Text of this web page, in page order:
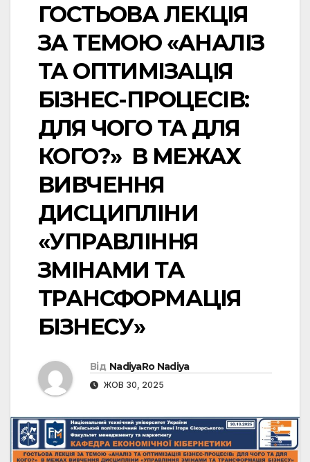
ГОСТЬОВА ЛЕКЦІЯ
ЗА ТЕМОЮ «АНАЛІЗ
ТА ОПТИМІЗАЦІЯ
БІЗНЕС-ПРОЦЕСІВ:
ДЛЯ ЧОГО ТА ДЛЯ
КОГО?» В МЕЖАХ
ВИВЧЕННЯ
ДИСЦИПЛІНИ
«УПРАВЛІННЯ
ЗМІНАМИ ТА
ТРАНСФОРМАЦІЯ
БІЗНЕСУ»
Від NadiyaRo Nadiya
ЖОВ 30, 2025